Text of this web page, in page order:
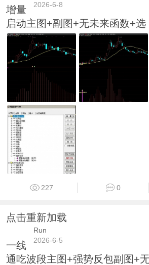
2026-6-8
增量
启动主图+副图+无未来函数+选
227 0
点击重新加载
Run
2026-6-5
一线
通吃波段主图+强势反包副图+